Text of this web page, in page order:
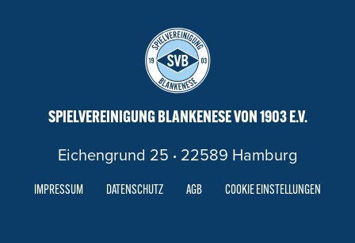
SPIELVEREINIGUNG BLANKENESE VON 1903 E.V.
Eichengrund 25 · 22589 Hamburg
IMPRESSUM DATENSCHUTZ AGB COOKIE EINSTELLUNGEN